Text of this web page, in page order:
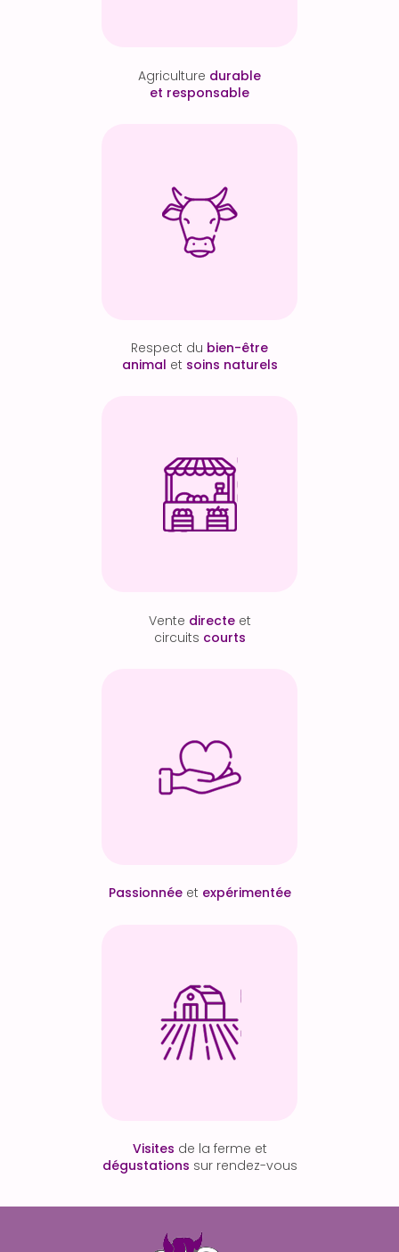
Agriculture durable
et responsable
Respect du bien-être
animal et soins naturels
Vente directe et
circuits courts
Passionnée et expérimentée
Visites de la ferme et
dégustations sur rendez-vous